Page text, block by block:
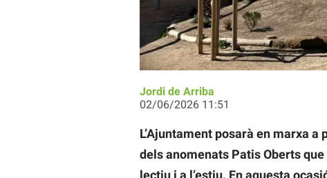
El pati de l'escola Teresa Claramunt,
Jordi de Arriba
02/06/2026 11:51
L’Ajuntament posarà en marxa
dels anomenats Patis Oberts
lectiu i a l’estiu. En aquesta